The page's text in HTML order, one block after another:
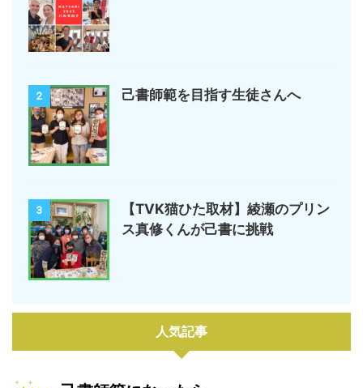
2 己書師範を目指す生徒さんへ
3
【TVK猫ひた取材】綾瀬のプリン
ス真修くんが己書に挑戦
人気記事